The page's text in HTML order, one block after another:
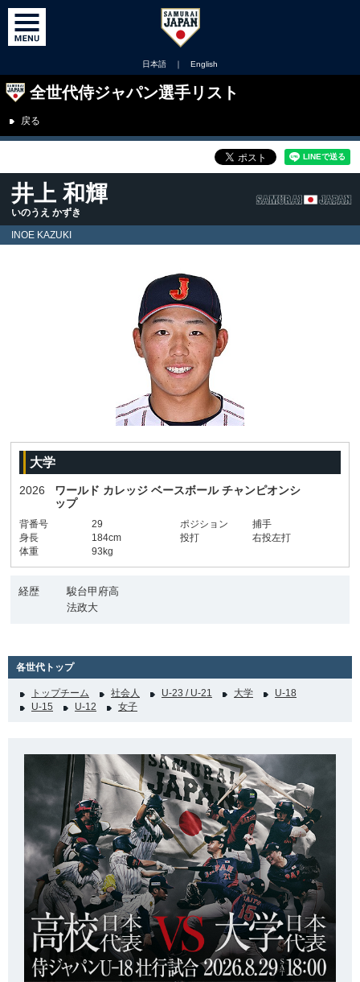
日本語 ｜ English
全世代侍ジャパン選手リスト
戻る
井上 和輝
いのうえ かずき
INOE KAZUKI
大学
2026
ワールド カレッジ ベースボール チャンピオンシ
ップ
背番号 29 ポジション
捕手
身長
184cm 投打
右投左打
体重
93kg
経歴
駿台甲府高
法政大
各世代トップ
トップチーム 社会人 U-23 / U-21 大学
U-18
U-15
U-12 女子